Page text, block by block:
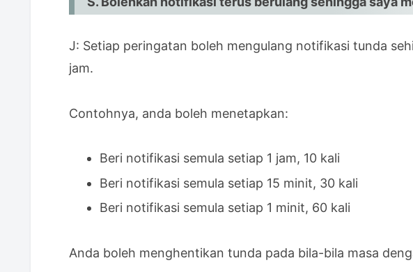
J: Setiap peringatan boleh mengulang notifikasi tunda
jam.
Contohnya, anda boleh menetapkan:
Beri notifikasi semula setiap 1 jam, 10 kali
Beri notifikasi semula setiap 15 minit, 30 kali
Beri notifikasi semula setiap 1 minit, 60 kali
Anda boleh menghentikan tunda pada bila-bila masa